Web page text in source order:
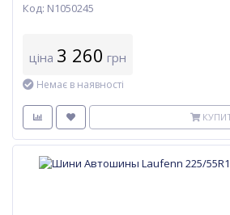
Код: N1050245
ціна 3 260 грн
Немає в наявності